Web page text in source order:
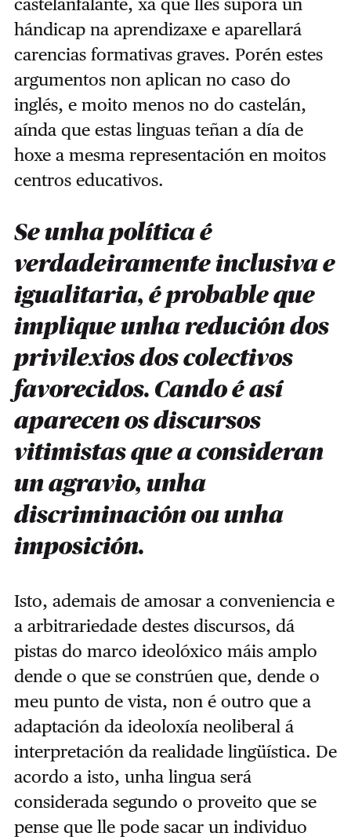
castelanfalante, xa que lles suporá un
hándicap na aprendizaxe e aparellará
carencias formativas graves. Porén estes
argumentos non aplican no caso do
inglés, e moito menos no do castelán,
aínda que estas linguas teñan a día de
hoxe a mesma representación en moitos
centros educativos.
Se unha política é
verdadeiramente inclusiva e
igualitaria, é probable que
implique unha redución dos
privilexios dos colectivos
favorecidos. Cando é así
aparecen os discursos
vitimistas que a consideran
un agravio, unha
discriminación ou unha
imposición.
Isto, ademais de amosar a conveniencia e
a arbitrariedade destes discursos, dá
pistas do marco ideolóxico máis amplo
dende o que se constrúen que, dende o
meu punto de vista, non é outro que a
adaptación da ideoloxía neoliberal á
interpretación da realidade lingüística. De
acordo a isto, unha lingua será
considerada segundo o proveito que se
pense que lle pode sacar un individuo